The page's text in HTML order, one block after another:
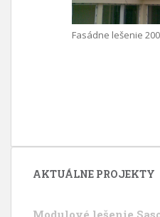
Fasádne lešenie
AKTUÁLNE PROJEKTY
Modulové lešenie